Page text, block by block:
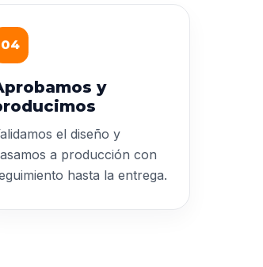
04
y
el diseño y
a producción con
hasta la entrega.